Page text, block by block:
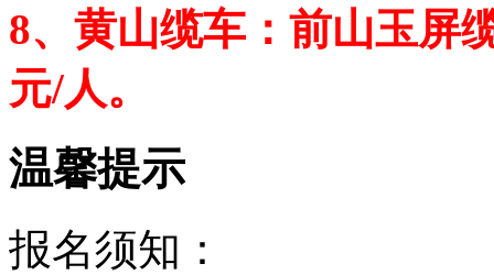
8、黄山缆车：前山玉屏
元/人。
温馨提示
报名须知：